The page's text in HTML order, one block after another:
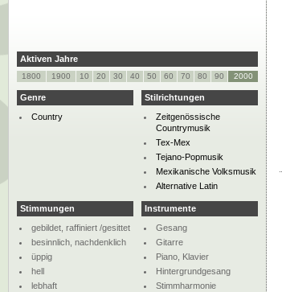
Aktiven Jahre
1800 1900 10 20 30 40 50 60 70 80 90 2000
Genre
Country
Stilrichtungen
Zeitgenössische
Countrymusik
Tex-Mex
Tejano-Popmusik
Mexikanische Volksmusik
Alternative Latin
Stimmungen
gebildet, raffiniert /gesittet
besinnlich, nachdenklich
üppig
hell
lebhaft
Instrumente
Gesang
Gitarre
Piano, Klavier
Hintergrundgesang
Stimmharmonie